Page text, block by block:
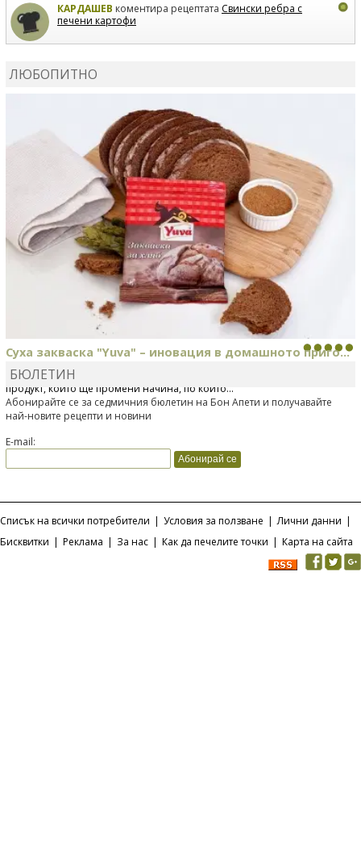
КАРДАШЕВ коментира рецептата Свински ребра с
печени картофи
ЛЮБОПИТНО
Суха закваска "Yuva" – иновация в домашното приго...
Отскоро Лесафр България стартира предлагането на изцяло нов
продукт, който ще промени начина, по който...
БЮЛЕТИН
Абонирайте се за седмичния бюлетин на Бон Апети и получавайте
най-новите рецепти и новини
E-mail:
Списък на всички потребители | Условия за ползване | Лични данни |
Бисквитки | Реклама | За нас | Как да печелите точки | Карта на сайта